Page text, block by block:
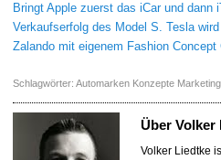
Bringt Apple zuerst das iCar und dann
Verkaufserfolg des Model S. Tesla
Zalando mit eigenem Fashion Concept
Schlagwörter: Automarken Konzepte Marketing
Über Volker
Volker Liedtke